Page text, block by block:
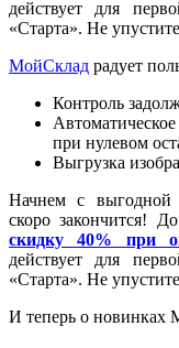
действует для
«Старта». Не
МойСклад радует
Контроль
при нулевом
Выгрузка
Начнем с
скоро закончится!
скидку 40% при
действует для
«Старта». Не
И теперь о новинках